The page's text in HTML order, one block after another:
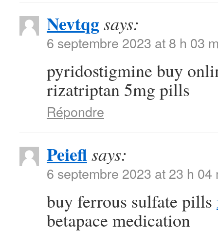
Nevtqgsays:
6 septembre 2023 at 8 h 03
pyridostigmine buy
rizatriptan 5mg pills
Répondre
Peieflsays:
6 septembre 2023 at 23 h 04
buy ferrous sulfate pills
betapace medication